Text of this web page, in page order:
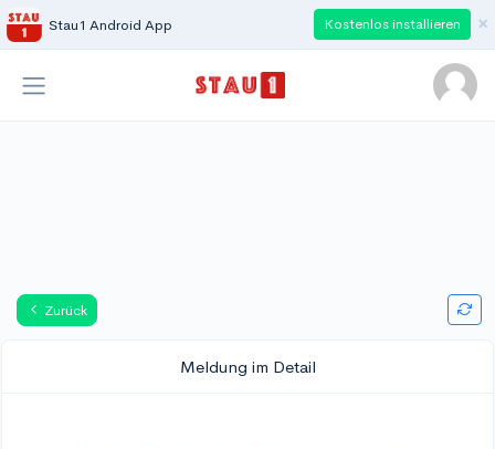
Stau1 Android App Kostenlos installieren ×
Zurück
Meldung im Detail